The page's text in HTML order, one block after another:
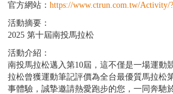
官方網站： https://www.ctrun.com.tw/
活動摘要：
2025 第十屆南投馬拉松
活動介紹：
南投馬拉松邁入第10屆，這不僅是一場運動
拉松曾獲運動筆記評價為全台最優質馬拉松
事體驗，誠摯邀請熱愛跑步的您，一同奔馳